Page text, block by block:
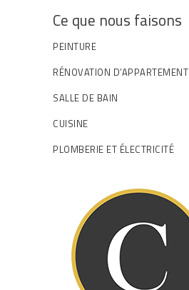
Ce que nous faisons
PEINTURE
RÉNOVATION D’APPARTEMENT
SALLE DE BAIN
CUISINE
PLOMBERIE ET ÉLECTRICITÉ